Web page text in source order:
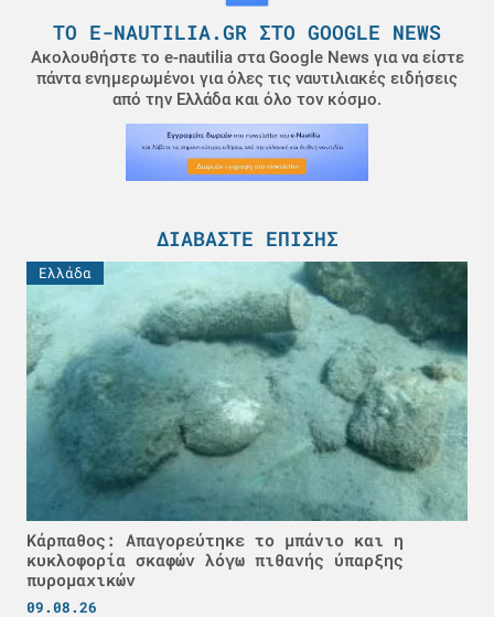
ΤΟ E-NAUTILIA.GR ΣΤΟ GOOGLE NEWS
Ακολουθήστε το e-nautilia στα Google News για να είστε
πάντα ενημερωμένοι για όλες τις ναυτιλιακές ειδήσεις
από την Ελλάδα και όλο τον κόσμο.
ΔΙΑΒΆΣΤΕ ΕΠΊΣΗΣ
Ελλάδα
Κάρπαθος: Απαγορεύτηκε το μπάνιο και η
κυκλοφορία σκαφών λόγω πιθανής ύπαρξης
πυρομαχικών
09.08.26